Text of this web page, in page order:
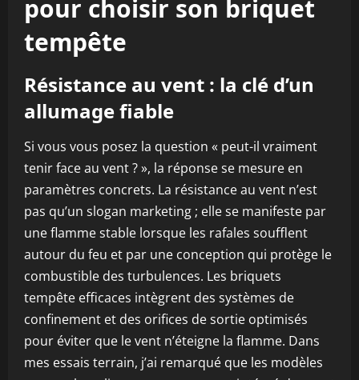
pour choisir son briquet
tempête
Résistance au vent : la clé d’un
allumage fiable
Si vous vous posez la question « peut-il vraiment
tenir face au vent ? », la réponse se mesure en
paramètres concrets. La résistance au vent n’est
pas qu’un slogan marketing ; elle se manifeste par
une flamme stable lorsque les rafales soufflent
autour du feu et par une conception qui protège le
combustible des turbulences. Les briquets
tempête efficaces intègrent des systèmes de
confinement et des orifices de sortie optimisés
pour éviter que le vent n’éteigne la flamme. Dans
mes essais terrain, j’ai remarqué que les modèles